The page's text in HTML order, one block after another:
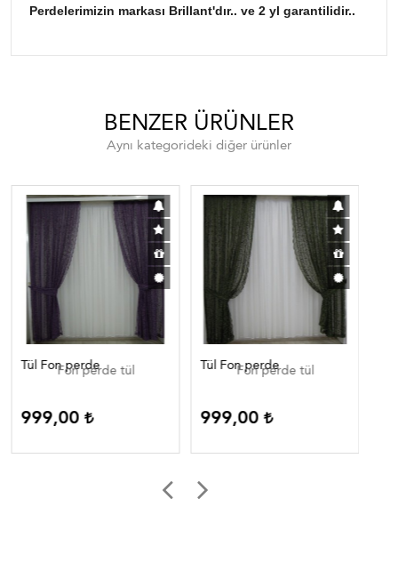
Perdelerimizin markası Brillant'dır.. ve 2 yl garantilidir..
BENZER ÜRÜNLER
Aynı kategorideki diğer ürünler
Tül Fon perde
Fon perde tül
999,00
Tül Fon perde
Fon perde tül
999,00